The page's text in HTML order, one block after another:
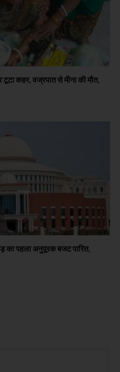
कहर, वज्रपात से मीना की मौत,
का पहला अनुपूरक बजट पारित,